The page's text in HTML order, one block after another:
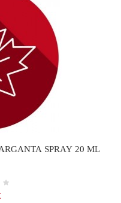
SPRAY 20 ML